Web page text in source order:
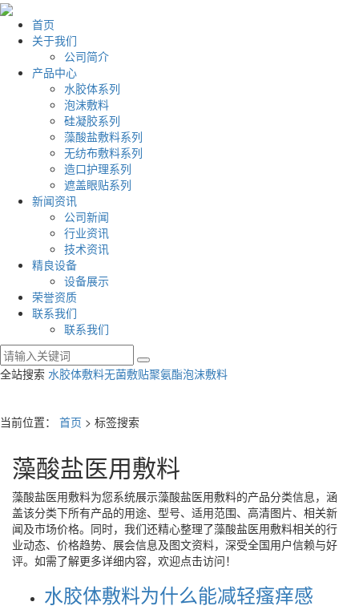
首页
关于我们
公司简介
产品中心
水胶体系列
泡沫敷料
硅凝胶系列
藻酸盐敷料系列
无纺布敷料系列
造口护理系列
遮盖眼贴系列
新闻资讯
公司新闻
行业资讯
技术资讯
精良设备
设备展示
荣誉资质
联系我们
联系我们
全站搜索 水胶体敷料无菌敷贴聚氨酯泡沫敷料
当前位置： 首页 > 标签搜索
藻酸盐医用敷料
藻酸盐医用敷料为您系统展示藻酸盐医用敷料的产品分类信息，涵
盖该分类下所有产品的用途、型号、适用范围、高清图片、相关新
闻及市场价格。同时，我们还精心整理了藻酸盐医用敷料相关的行
业动态、价格趋势、展会信息及图文资料，深受全国用户信赖与好
评。如需了解更多详细内容，欢迎点击访问！
水胶体敷料为什么能减轻瘙痒感